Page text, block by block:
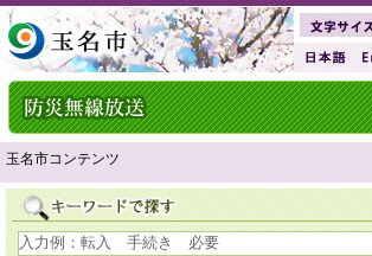
玉名市コンテンツ